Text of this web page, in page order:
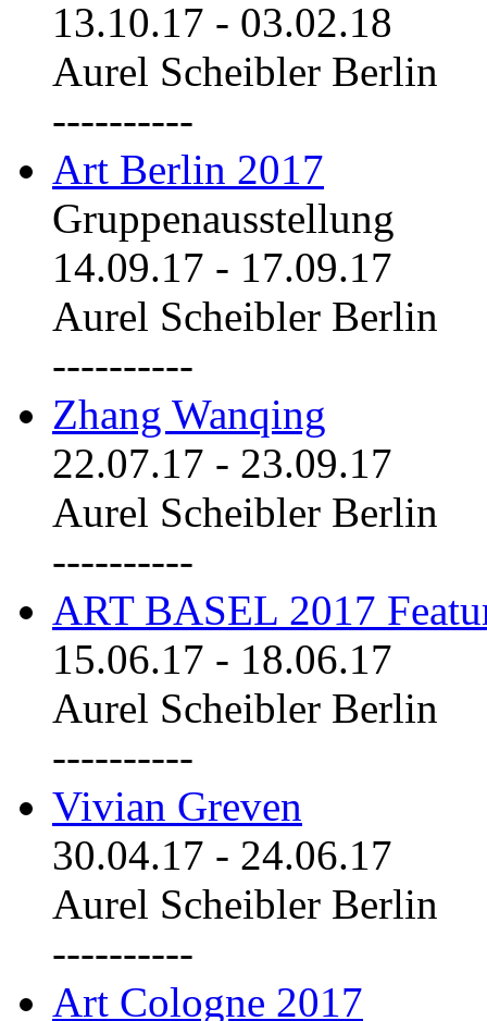
13.10.17 - 03.02.18
Aurel Scheibler Berlin
----------
Art Berlin 2017
Gruppenausstellung
14.09.17 - 17.09.17
Aurel Scheibler Berlin
----------
Zhang Wanqing
22.07.17 - 23.09.17
Aurel Scheibler Berlin
----------
ART BASEL 2017
15.06.17 - 18.06.17
Aurel Scheibler Berlin
----------
Vivian Greven
30.04.17 - 24.06.17
Aurel Scheibler Berlin
----------
Art Cologne 2017